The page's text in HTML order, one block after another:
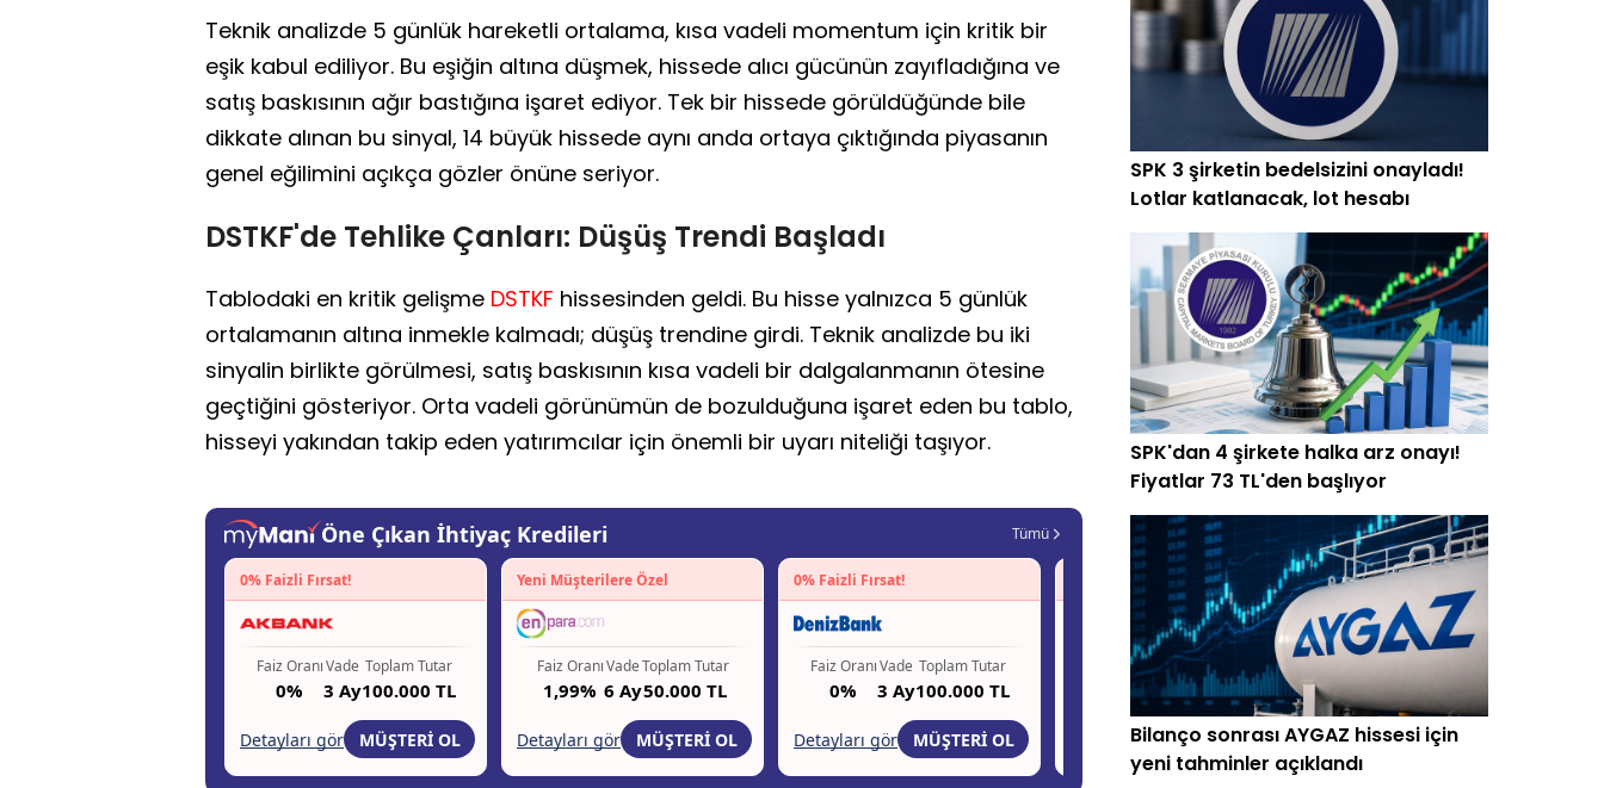
Teknik analizde 5 günlük hareketli ortalama, kısa vadeli momentum için kritik bir
eşik kabul ediliyor. Bu eşiğin altına düşmek, hissede alıcı gücünün zayıfladığına ve
satış baskısının ağır bastığına işaret ediyor. Tek bir hissede görüldüğünde bile
dikkate alınan bu sinyal, 14 büyük hissede aynı anda ortaya çıktığında piyasanın
genel eğilimini açıkça gözler önüne seriyor.
DSTKF'de Tehlike Çanları: Düşüş Trendi Başladı
Tablodaki en kritik gelişme DSTKF hissesinden geldi. Bu hisse yalnızca 5 günlük
ortalamanın altına inmekle kalmadı; düşüş trendine girdi. Teknik analizde bu iki
sinyalin birlikte görülmesi, satış baskısının kısa vadeli bir dalgalanmanın ötesine
geçtiğini gösteriyor. Orta vadeli görünümün de bozulduğuna işaret eden bu tablo,
hisseyi yakından takip eden yatırımcılar için önemli bir uyarı niteliği taşıyor.
SPK 3 şirketin bedelsizini onayladı!
Lotlar katlanacak, lot hesabı
SPK'dan 4 şirkete halka arz onayı!
Fiyatlar 73 TL'den başlıyor
Bilanço sonrası AYGAZ hissesi için
yeni tahminler açıklandı